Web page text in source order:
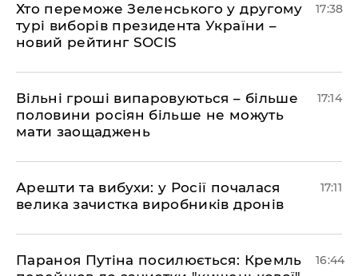
Хто переможе Зеленського у другому
турі виборів президента України –
новий рейтинг SOCIS
17:38
Вільні гроші випаровуються – більше
половини росіян більше не можуть
мати заощаджень
17:14
Арешти та вибухи: у Росії почалася
велика зачистка виробників дронів
17:11
Параноя Путіна посилюється: Кремль
16:44